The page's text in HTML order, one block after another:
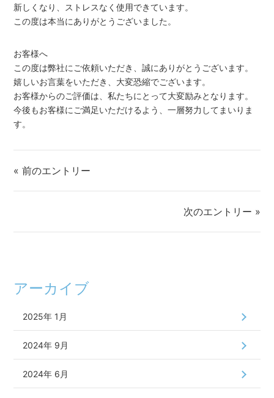
新しくなり、ストレスなく使用できています。
この度は本当にありがとうございました。
お客様へ
この度は弊社にご依頼いただき、誠にありがとうございます。
嬉しいお言葉をいただき、大変恐縮でございます。
お客様からのご評価は、私たちにとって大変励みとなります。
今後もお客様にご満足いただけるよう、一層努力してまいりま
す。
« 前のエントリー
次のエントリー »
アーカイブ
2025年 1月
2024年 9月
2024年 6月